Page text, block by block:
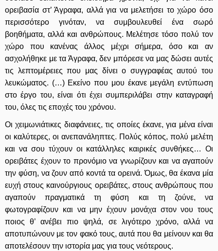
ορειβασία στ’ Άγραφα, αλλά για να μελετήσει το χώρο όσο
περισσότερο γινόταν, να συμβουλευθεί ένα σωρό
βοηθήματα, αλλά και ανθρώπους. Μελέτησε τόσο πολύ τον
χώρο που κανένας άλλος μέχρι σήμερα, όσο και αν
ασχολήθηκε με τα Άγραφα, δεν μπόρεσε να μας δώσει αυτές
τις λεπτομέρειες που μας δίνει ο συγγραφέας αυτού του
λευκώματος. (…) Εκείνο που μου έκανε μεγάλη εντύπωση
στο έργο του, είναι ότι έχει συμπεριλάβει στην καταγραφή
του, όλες τις εποχές του χρόνου.
Οι χειμωνιάτικες διαφάνειες, τις οποίες έκανε, για μένα είναι
οι καλύτερες, οι ανεπανάληπτες. Πολύς κόπος, πολύ μελέτη
και να σου τύχουν οι κατάλληλες καιρικές συνθήκες… Οι
ορειβάτες έχουν το προνόμιο να γνωρίζουν και να αγαπούν
την φύση, να ζουν από κοντά τα ορεινά. Όμως, θα έκανα μία
ευχή στους καινούργιους ορειβάτες, στους ανθρώπους που
αγαπούν πραγματικά τη φύση και τη ζούνε, να
φωτογραφίζουν και να μην έχουν μονάχα στον νου τους
ποιος θ’ ανέβει πιο ψηλά, σε λιγότερο χρόνο, αλλά να
αποτυπώνουν με τον φακό τους, αυτά που θα μείνουν και θα
αποτελέσουν την ιστορία μας για τους νεότερους.